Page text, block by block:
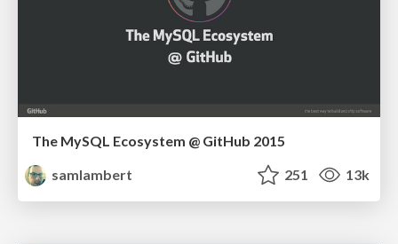
The MySQL Ecosystem @ GitHub 2015
samlambert
251 13k